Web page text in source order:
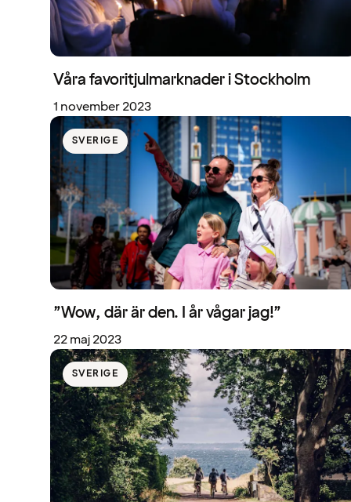
Våra favoritjulmarknader i Stockholm
1 november 2023
SVERIGE
”Wow, där är den. I år vågar jag!”
22 maj 2023
SVERIGE